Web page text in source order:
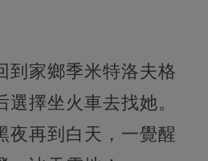
到家鄉季米特洛夫格
擇坐火車去找她。
夜再到白天，一覺醒